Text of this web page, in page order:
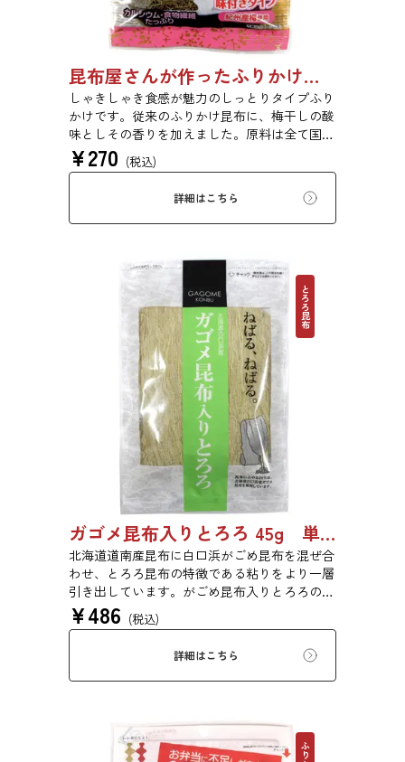
昆布屋さんが作ったふりかけ昆布梅しそ 25g 単品 5袋セット 20袋セット 6834
しゃきしゃき食感が魅力のしっとりタイプふり
かけです。従来のふりかけ昆布に、梅干しの酸
味としその香りを加えました。原料は全て国内
産を使用し、梅は和歌山県紀州産を使用してい
ます。梅干しらしい味と風味にこだわりまし
¥270 (税込)
詳細はこちら
とろろ昆布
ガゴメ昆布入りとろろ 45g 単品 5袋セット 20袋セット 1774
北海道道南産昆布に白口浜がごめ昆布を混ぜ合
わせ、とろろ昆布の特徴である粘りをより一層
引き出しています。がごめ昆布入りとろろの粘
りと旨味をぜひご賞味ください。
¥486 (税込)
詳細はこちら